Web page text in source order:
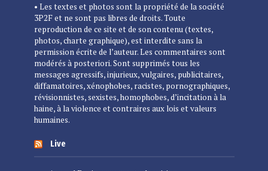
• Les textes et photos sont la propriété de la société
3P2F et ne sont pas libres de droits. Toute
reproduction de ce site et de son contenu (textes,
photos, charte graphique), est interdite sans la
permission écrite de l’auteur. Les commentaires sont
modérés à posteriori. Sont supprimés tous les
messages agressifs, injurieux, vulgaires, publicitaires,
diffamatoires, xénophobes, racistes, pornographiques,
révisionnistes, sexistes, homophobes, d’incitation à la
haine, à la violence et contraires aux lois et valeurs
humaines.
Live